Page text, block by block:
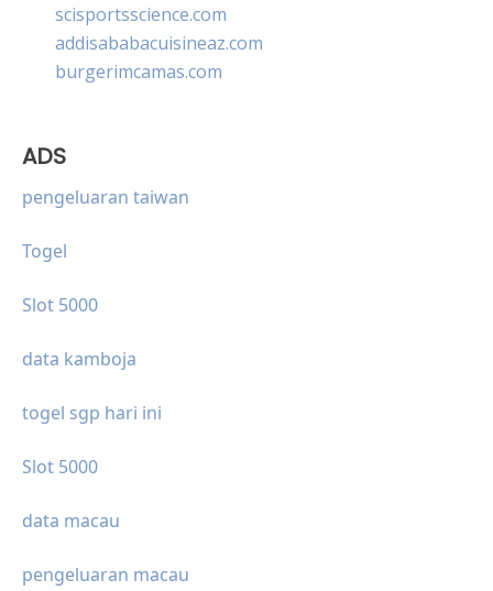
scisportsscience.com
addisababacuisineaz.com
burgerimcamas.com
ADS
pengeluaran taiwan
Togel
Slot 5000
data kamboja
togel sgp hari ini
Slot 5000
data macau
pengeluaran macau